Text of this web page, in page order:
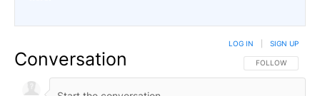
Conversation FOLLOW THIS
FOLLOW
LOG IN SIGN UP